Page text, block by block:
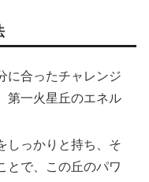
に合ったチャレンジ
第一火星丘のエネル
しっかりと持ち、そ
とで、この丘のパワ